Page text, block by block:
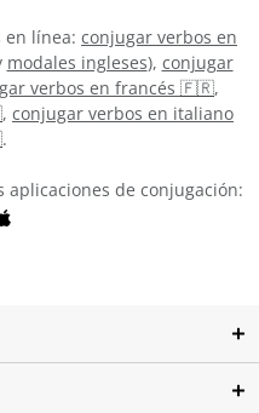
en línea: conjugar verbos en
modales ingleses), conjugar
verbos en francés 🇫🇷,
, conjugar verbos en italiano
.
de conjugación: